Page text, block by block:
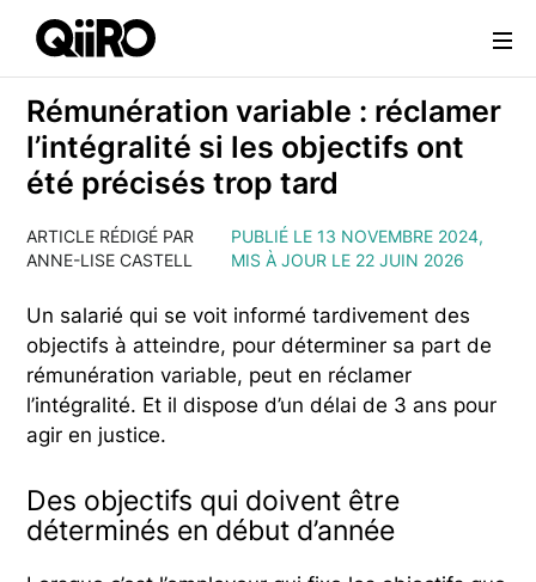
Webflow Homepage
Rémunération variable : réclamer
l’intégralité si les objectifs ont
été précisés trop tard
ARTICLE RÉDIGÉ PAR
ANNE-LISE CASTELL
PUBLIÉ LE 13 NOVEMBRE 2024,
MIS À JOUR LE 22 JUIN 2026
Un salarié qui se voit informé tardivement des
objectifs à atteindre, pour déterminer sa part de
rémunération variable, peut en réclamer
l’intégralité. Et il dispose d’un délai de 3 ans pour
agir en justice.
Des objectifs qui doivent être
déterminés en début d’année